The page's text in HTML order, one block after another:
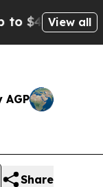
After
View all
AGP
Share